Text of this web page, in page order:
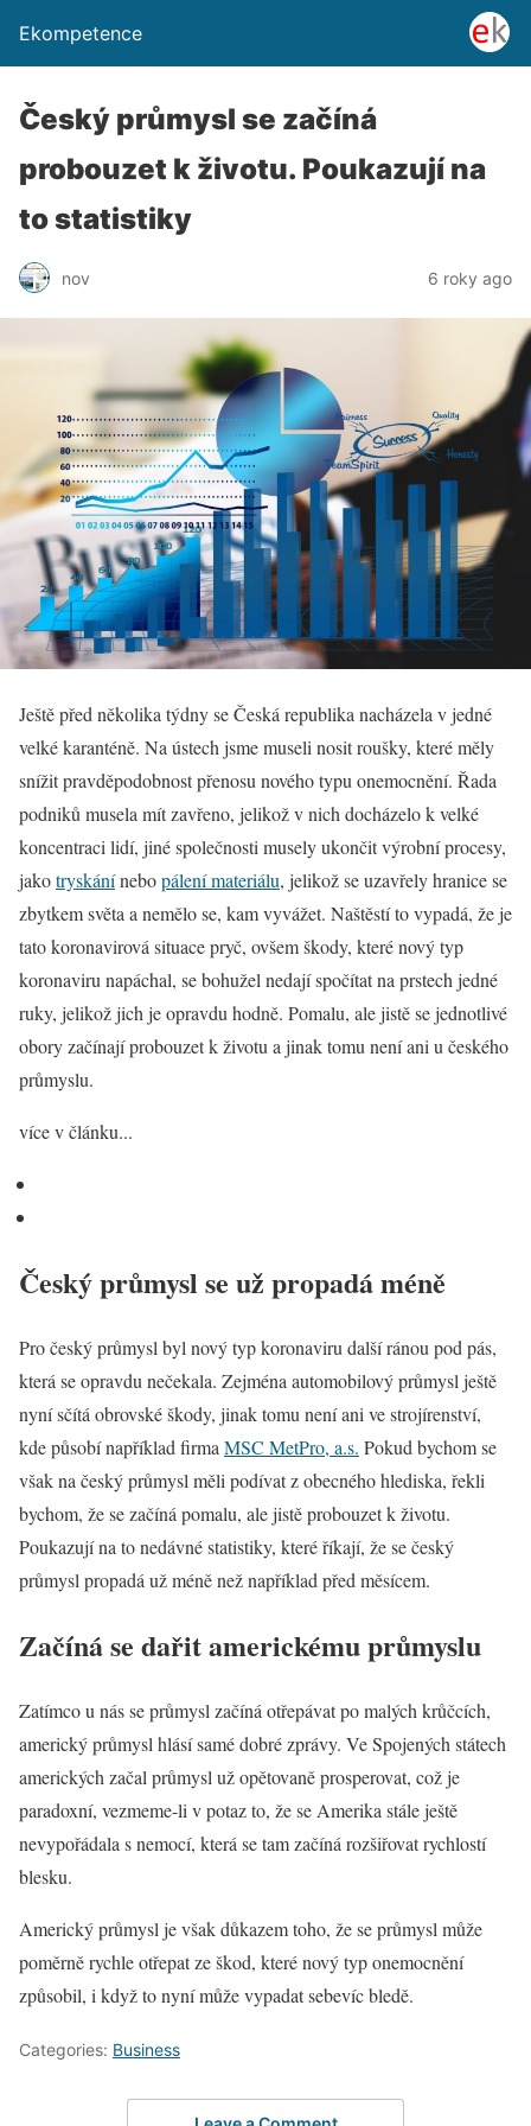
Ekompetence
Český průmysl se začíná
probouzet k životu. Poukazují na
to statistiky
nov 6 roky ago
Ještě před několika týdny se Česká republika nacházela v jedné
velké karanténě. Na ústech jsme museli nosit roušky, které měly
snížit pravděpodobnost přenosu nového typu onemocnění. Řada
podniků musela mít zavřeno, jelikož v nich docházelo k velké
koncentraci lidí, jiné společnosti musely ukončit výrobní procesy,
jakotryskánínebopálení materiálu, jelikož se uzavřely hranice se
zbytkem světa a nemělo se, kam vyvážet. Naštěstí to vypadá, že je
tato koronavirová situace pryč, ovšem škody, které nový typ
koronaviru napáchal, se bohužel nedají spočítat na prstech jedné
ruky, jelikož jich je opravdu hodně. Pomalu, ale jistě se jednotlivé
obory začínají probouzet k životu a jinak tomu není ani u českého
průmyslu.
více v článku...
Český průmysl se už propadá méně
Pro český průmysl byl nový typ koronaviru další ránou pod pás,
která se opravdu nečekala. Zejména automobilový průmysl ještě
nyní sčítá obrovské škody, jinak tomu není ani ve strojírenství,
kde působí například firma MSC MetPro, a.s. Pokud bychom se
však na český průmysl měli podívat z obecného hlediska, řekli
bychom, že se začíná pomalu, ale jistě probouzet k životu.
Poukazují na to nedávné statistiky, které říkají, že se český
průmysl propadá už méně než například před měsícem.
Začíná se dařit americkému průmyslu
Zatímco u nás se průmysl začíná otřepávat po malých krůčcích,
americký průmysl hlásí samé dobré zprávy. Ve Spojených státech
amerických začal průmysl už opětovaně prosperovat, což je
paradoxní, vezmeme-li v potaz to, že se Amerika stále ještě
nevypořádala s nemocí, která se tam začíná rozšiřovat rychlostí
blesku.
Americký průmysl je však důkazem toho, že se průmysl může
poměrně rychle otřepat ze škod, které nový typ onemocnění
způsobil, i když to nyní může vypadat sebevíc bledě.
Categories: Business